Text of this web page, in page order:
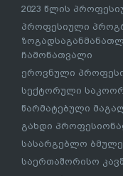
2023 წლის
პროფესიული
ჩამონათვალი
ეროვნული
სექტორული
წარმატებული
გახდი
სასარგებლო
საერთაშორისო